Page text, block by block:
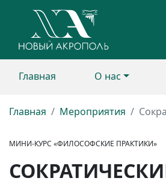
Главная О нас
Главная Мероприятия
МИНИ-КУРС «ФИЛОСОФСКИЕ ПРАКТИКИ»